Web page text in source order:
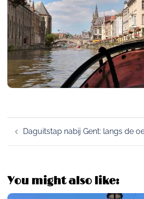
Post
navigation
Daguitstap nabij Gent: langs de
You might also like: